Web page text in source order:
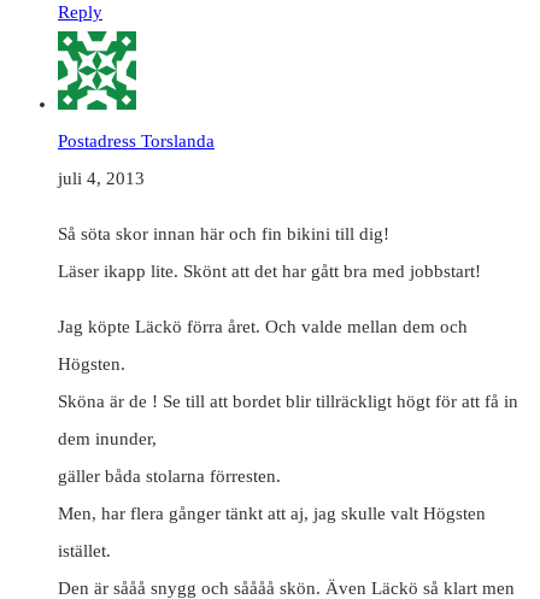
Reply
Postadress Torslanda
juli 4, 2013
Så söta skor innan här och fin bikini till dig!
Läser ikapp lite. Skönt att det har gått bra med jobbstart!
Jag köpte Läckö förra året. Och valde mellan dem och
Högsten.
Sköna är de ! Se till att bordet blir tillräckligt högt för att få in
dem inunder,
gäller båda stolarna förresten.
Men, har flera gånger tänkt att aj, jag skulle valt Högsten
istället.
Den är sååå snygg och såååå skön. Även Läckö så klart men